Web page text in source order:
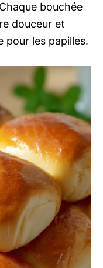
bouchée
douceur et
pour les papilles.